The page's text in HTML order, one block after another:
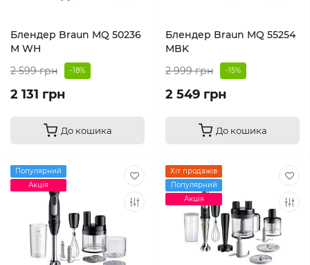
Блендер Braun MQ 50236
M WH
2 599 грн
-18%
2 131 грн
До кошика
Блендер Braun MQ 55254
MBK
2 999 грн
-15%
2 549 грн
До кошика
Популярний
Акція
Хіт продажів
Популярний
Акція